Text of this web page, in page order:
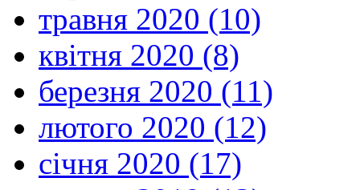
травня 2020 (10)
квітня 2020 (8)
березня 2020 (11)
лютого 2020 (12)
січня 2020 (17)